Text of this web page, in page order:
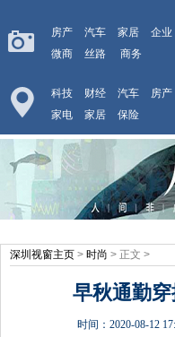
房产 汽车 家居 企业
微商
丝路 商务
科技 财经 汽车 房产
家电
家居 保险
深圳视窗主页 > 时尚 > 正文 >
早秋通勤穿
时间：2020-08-12